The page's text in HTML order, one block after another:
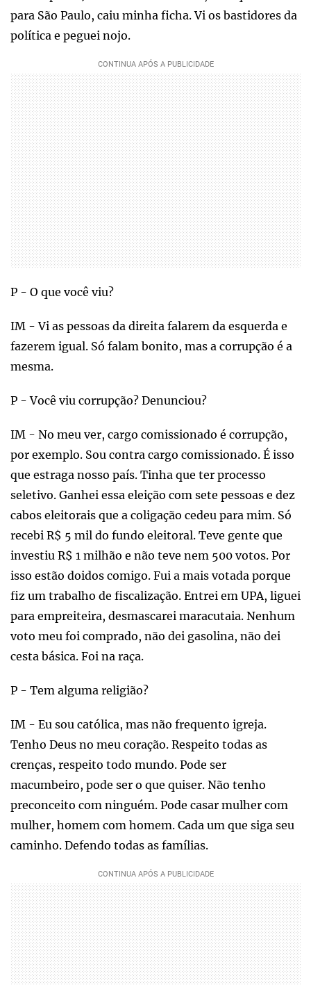
para São Paulo, caiu minha ficha. Vi os bastidores da
política e peguei nojo.
P - O que você viu?
IM - Vi as pessoas da direita falarem da esquerda e
fazerem igual. Só falam bonito, mas a corrupção é a
mesma.
P - Você viu corrupção? Denunciou?
IM - No meu ver, cargo comissionado é corrupção,
por exemplo. Sou contra cargo comissionado. É isso
que estraga nosso país. Tinha que ter processo
seletivo. Ganhei essa eleição com sete pessoas e dez
cabos eleitorais que a coligação cedeu para mim. Só
recebi R$ 5 mil do fundo eleitoral. Teve gente que
investiu R$ 1 milhão e não teve nem 500 votos. Por
isso estão doidos comigo. Fui a mais votada porque
fiz um trabalho de fiscalização. Entrei em UPA, liguei
para empreiteira, desmascarei maracutaia. Nenhum
voto meu foi comprado, não dei gasolina, não dei
cesta básica. Foi na raça.
P - Tem alguma religião?
IM - Eu sou católica, mas não frequento igreja.
Tenho Deus no meu coração. Respeito todas as
crenças, respeito todo mundo. Pode ser
macumbeiro, pode ser o que quiser. Não tenho
preconceito com ninguém. Pode casar mulher com
mulher, homem com homem. Cada um que siga seu
caminho. Defendo todas as famílias.